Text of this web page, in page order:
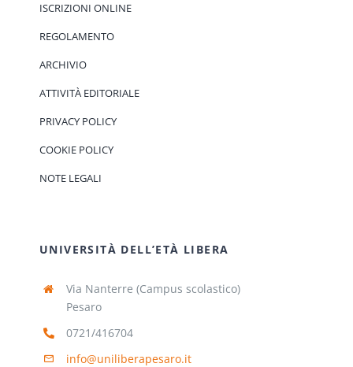
ISCRIZIONI ONLINE
REGOLAMENTO
ARCHIVIO
ATTIVITÀ EDITORIALE
PRIVACY POLICY
COOKIE POLICY
NOTE LEGALI
UNIVERSITÀ DELL’ETÀ LIBERA
Via Nanterre (Campus scolastico)
Pesaro
0721/416704
info@uniliberapesaro.it